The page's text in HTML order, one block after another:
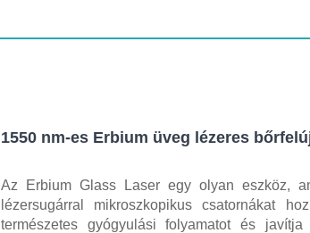
1550 nm-es Erbium üveg lézeres
Az Erbium Glass Laser egy olyan eszköz,
lézersugárral mikroszkopikus csatornákat
természetes gyógyulási folyamatot és